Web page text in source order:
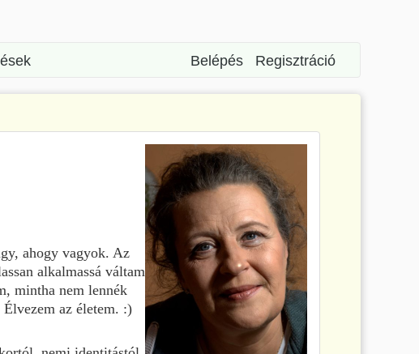
Belépés Regisztráció
ahogy vagyok. Az
alkalmassá váltam
mintha nem lennék
az életem. :)